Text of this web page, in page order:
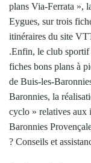
plans Via-Ferrata »,
Eygues, sur trois
itinéraires du site
.Enfin, le club sportif
fiches bons plans à
de Buis-les-
Baronnies, la
cyclo » relatives aux
Baronnies
? Conseils et